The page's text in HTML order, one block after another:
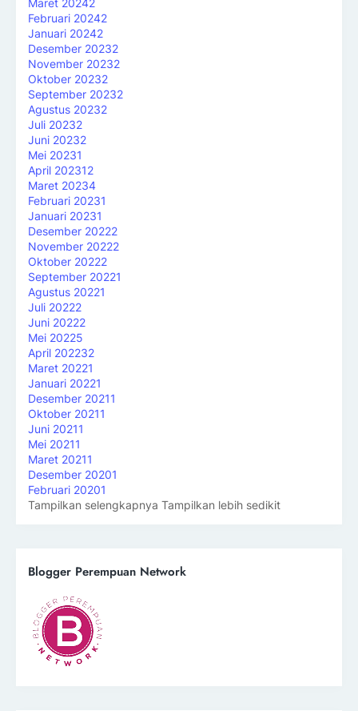
Februari 20242
Januari 20242
Desember 20232
November 20232
Oktober 20232
September 20232
Agustus 20232
Juli 20232
Juni 20232
Mei 20231
April 202312
Maret 20234
Februari 20231
Januari 20231
Desember 20222
November 20222
Oktober 20222
September 20221
Agustus 20221
Juli 20222
Juni 20222
Mei 20225
April 202232
Maret 20221
Januari 20221
Desember 20211
Oktober 20211
Juni 20211
Mei 20211
Maret 20211
Desember 20201
Februari 20201
Tampilkan selengkapnya Tampilkan lebih sedikit
Blogger Perempuan Network